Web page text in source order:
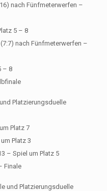
nach Fünfmeterwerfen –
5 – 8
nach Fünfmeterwerfen –
– 8
Platzierungsduelle
Platz 7
Platz 3
– Spiel um Platz 5
Finale
und Platzierungsduelle